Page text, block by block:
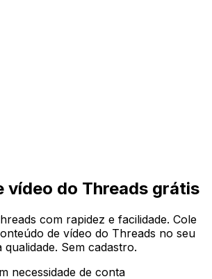
vídeo do Threads grátis
com rapidez e facilidade. Cole
de vídeo do Threads no seu
qualidade. Sem cadastro.
necessidade de conta